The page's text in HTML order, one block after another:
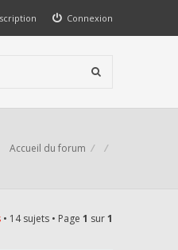
Connexion
Accueil du forum
• 14 sujets • Page 1 sur1